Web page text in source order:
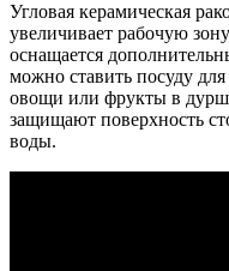
Угловая керамическая
увеличивает рабочую
оснащается
можно ставить посуду
овощи или фрукты в
защищают поверхность
воды.